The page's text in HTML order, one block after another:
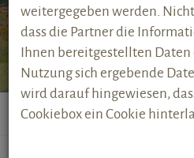
weitergegeben werden.
dass die Partner die
Ihnen bereitgestellten
Nutzung sich ergebende
wird darauf hingewiesen,
Cookiebox ein Cookie